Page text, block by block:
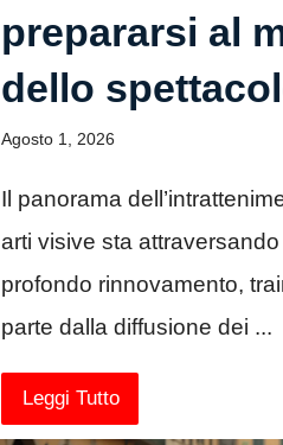
prepararsi al
dello
Agosto 1, 2026
Il panorama
arti visive sta
profondo rinnovamento,
parte dalla diffusione dei ...
Leggi Tutto